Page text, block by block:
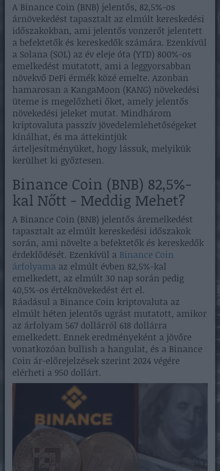
A Binance Coin (BNB) jelentős, 82,5%-os
árnövekedést tapasztalt az elmúlt kereskedési
időszakokban, ami jelentős vonzerőt jelentett
a befektetők és kereskedők számára. Ezenkívül
a Solana (SOL) az év eleje óta (YTD) 800%-os
emelkedést mutatott, ami a leggyorsabban
növekvő DeFi érmék közé emelte. Azonban
hamarosan a KangaMoon (KANG) növekedési
üteme is megelőzheti őket, amely jelentős
növekedési jeleket mutat. Mindhárom
kriptovaluta passzív jövedelemlehetőségeket
kínálhat, és ma áttekintjük
árteljesítményüket, hogy lássuk, melyikük
kerülhet ki győztesen.
Binance Coin (BNB) 82,5%-
kal Nőtt - Meddig Mehet?
A Binance Coin (BNB) jelentős áremelkedést
tapasztalt az elmúlt kereskedési időszakok
során, ami növelte a befektetők és kereskedők
érdeklődését. Ezenkívül a Binance Coin
árfolyama az elmúlt évben 82,5%-kal
emelkedett, az elmúlt 30 nap során pedig
40,5%-os értéknövekedést ért el.
Ráadásul a Binance Coin kriptovaluta az
elmúlt héten jelentős ugrást mutatott, amikor
az árfolyam 567 dollárról 618 dollárra
emelkedett. Ennek eredményeként a jövőre
vonatkozóan bullish a hangulat, és a Binance
Coin ár-előrejelzések szerint 2024 végére
elérheti a 950 dollárt.